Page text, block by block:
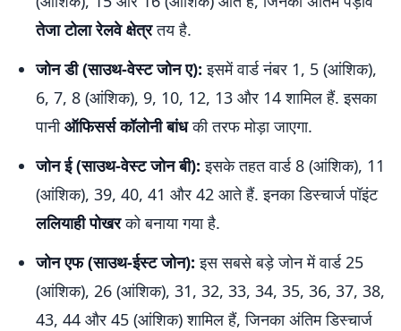
तेजा टोला रेलवे क्षेत्रतय है.
जोन डी (साउथ-वेस्ट जोन ए): इसमें वार्ड नंबर 1, 5 (आंशिक),
6, 7, 8 (आंशिक), 9, 10, 12, 13 और 14 शामिल हैं. इसका
पानीऑफिसर्स कॉलोनी बांधकी तरफ मोड़ा जाएगा.
जोन ई (साउथ-वेस्ट जोन बी): इसके तहत वार्ड 8 (आंशिक), 11
(आंशिक), 39, 40, 41 और 42 आते हैं. इनका डिस्चार्ज पॉइंट
ललियाही पोखरको बनाया गया है.
जोन एफ (साउथ-ईस्ट जोन): इस सबसे बड़े जोन में वार्ड 25
(आंशिक), 26 (आंशिक), 31, 32, 33, 34, 35, 36, 37, 38,
43, 44 और 45 (आंशिक) शामिल हैं, जिनका अंतिम डिस्चार्ज